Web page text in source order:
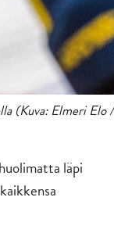
(Kuva: Elmeri Elo /
läpi